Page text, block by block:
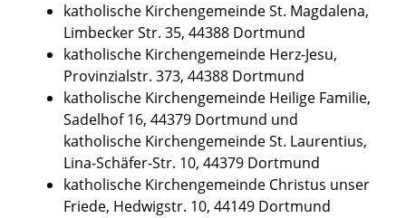
katholische Kirchengemeinde St. Magdalena,
Limbecker Str. 35, 44388 Dortmund
katholische Kirchengemeinde Herz-Jesu,
Provinzialstr. 373, 44388 Dortmund
katholische Kirchengemeinde Heilige Familie,
Sadelhof 16, 44379 Dortmund und
katholische Kirchengemeinde St. Laurentius,
Lina-Schäfer-Str. 10, 44379 Dortmund
katholische Kirchengemeinde Christus unser
Friede, Hedwigstr. 10, 44149 Dortmund